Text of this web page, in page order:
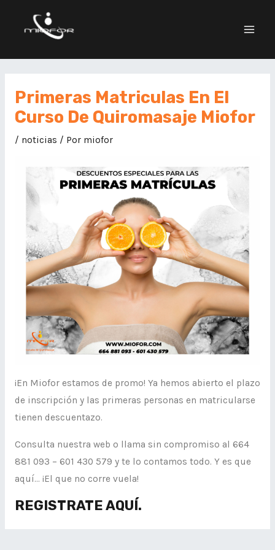
Primeras Matriculas En El
Curso De Quiromasaje Miofor
/ noticias / Por miofor
¡En Miofor estamos de promo! Ya hemos abierto el plazo
de inscripción y las primeras personas en matricularse
tienen descuentazo.
Consulta nuestra web o llama sin compromiso al 664
881 093 – 601 430 579 y te lo contamos todo. Y es que
aquí… ¡El que no corre vuela!
REGISTRATE AQUÍ.